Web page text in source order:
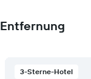
Entfernung
3-Sterne-Hotel